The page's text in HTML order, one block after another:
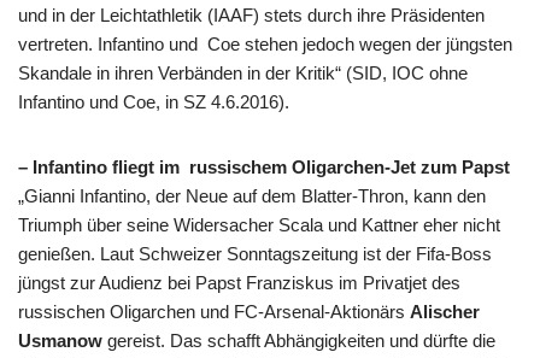
und in der Leichtathletik (IAAF) stets durch ihre Präsidenten
vertreten. Infantino und Coe stehen jedoch wegen der jüngsten
Skandale in ihren Verbänden in der Kritik“ (SID, IOC ohne
Infantino und Coe, in SZ 4.6.2016).
– Infantino fliegt im russischem Oligarchen-Jet zum Papst
„Gianni Infantino, der Neue auf dem Blatter-Thron, kann den
Triumph über seine Widersacher Scala und Kattner eher nicht
genießen. Laut Schweizer Sonntagszeitung ist der Fifa-Boss
jüngst zur Audienz bei Papst Franziskus im Privatjet des
russischen Oligarchen und FC-Arsenal-Aktionärs Alischer
Usmanow gereist. Das schafft Abhängigkeiten und dürfte die